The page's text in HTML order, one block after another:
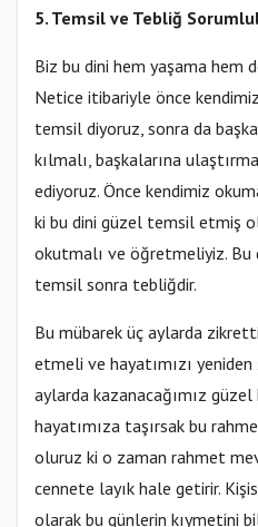
5. Temsil ve Tebliğ
Biz bu dini hem yaşama hem
Netice itibariyle önce
temsil diyoruz, sonra da
kılmalı, başkalarına
ediyoruz. Önce kendimiz
ki bu dini güzel temsil etmiş
okutmalı ve öğretmeliyiz. Bu
temsil sonra tebliğdir.
Bu mübarek üç aylarda
etmeli ve hayatımızı
aylarda kazanacağımız
hayatımıza taşırsak bu
oluruz ki o zaman rahmet
cennete layık hale getirir.
olarak bu günlerin kıymetini